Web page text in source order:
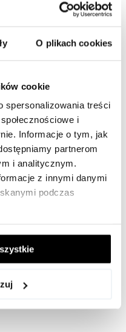
O plikach cookies
cookie
spersonalizowania treści
i
Informacje o tym, jak
partnerom
i analitycznym.
z innymi danymi
podczas